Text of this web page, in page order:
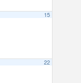
15
22